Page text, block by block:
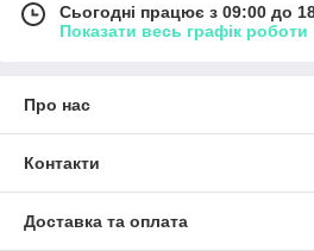
Сьогодні працює з 09:00 до
Показати весь графік роботи
Про нас
Контакти
Доставка та оплата